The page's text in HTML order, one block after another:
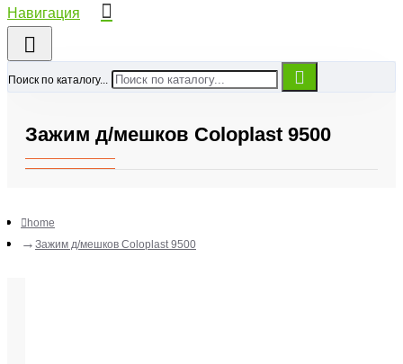
Поиск по каталогу...
Зажим д/мешков Coloplast 9500
home
Зажим д/мешков Coloplast 9500